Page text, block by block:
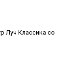
Луч Классика со